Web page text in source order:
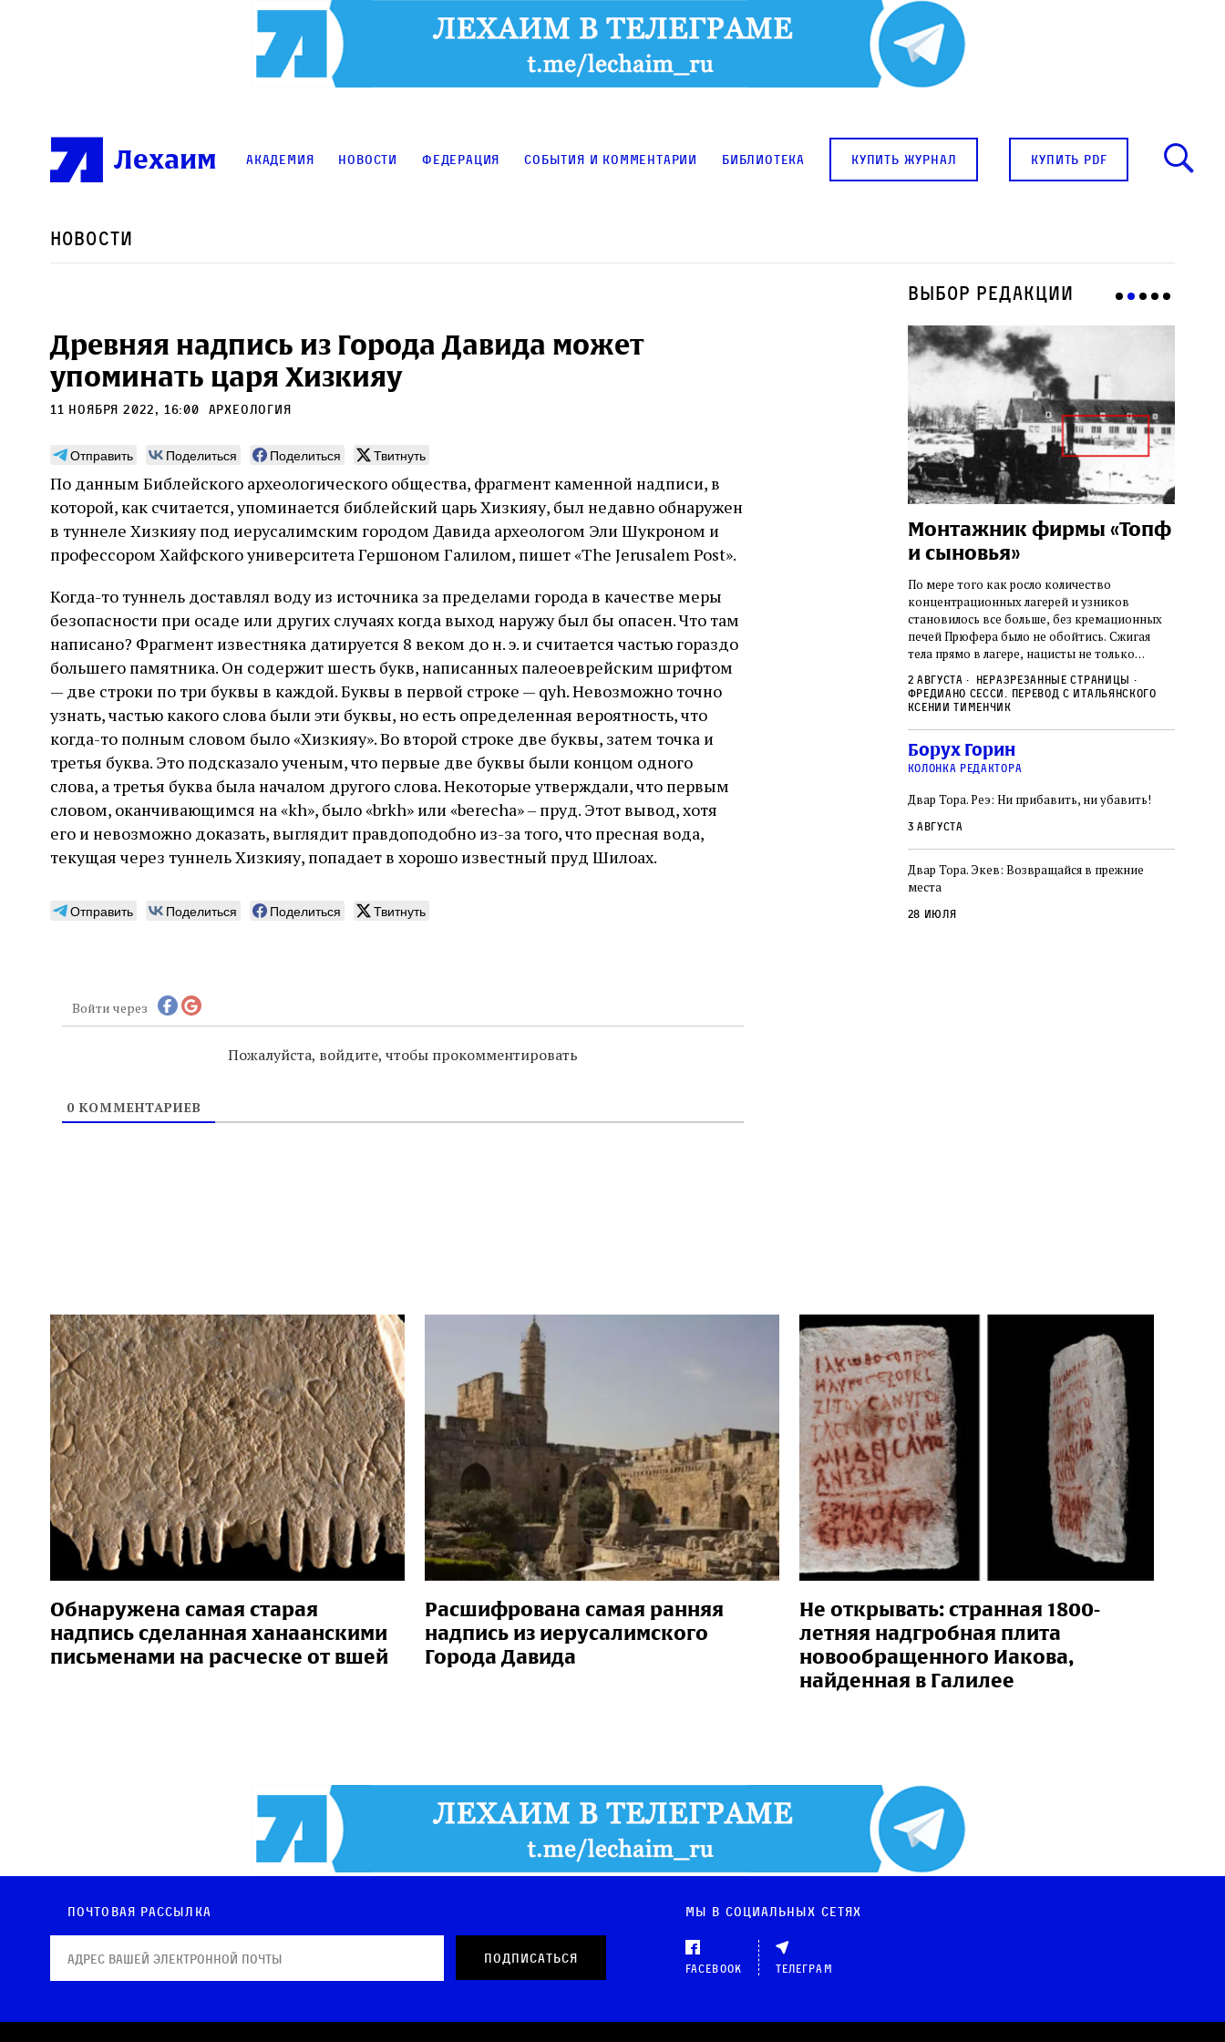
Лехаим Академия Новости Федерация События и комментарии Библиотека купить журнал купить pdf
Новости
Древняя надпись из Города Давида может
упоминать царя Хизкияу
11 ноября 2022, 16:00 Археология
Отправить Поделиться Поделиться Твитнуть
По данным Библейского археологического общества, фрагмент каменной надписи, в
которой, как считается, упоминается библейский царь Хизкияу, был недавно обнаружен
в туннеле Хизкияу под иерусалимским городом Давида археологом Эли Шукроном и
профессором Хайфского университета Гершоном Галилом, пишет «The Jerusalem Post».
Когда-то туннель доставлял воду из источника за пределами города в качестве меры
безопасности при осаде или других случаях когда выход наружу был бы опасен. Что там
написано? Фрагмент известняка датируется 8 веком до н. э. и считается частью гораздо
большего памятника. Он содержит шесть букв, написанных палеоеврейским шрифтом
— две строки по три буквы в каждой. Буквы в первой строке — qyh. Невозможно точно
узнать, частью какого слова были эти буквы, но есть определенная вероятность, что
когда-то полным словом было «Хизкияу». Во второй строке две буквы, затем точка и
третья буква. Это подсказало ученым, что первые две буквы были концом одного
слова, а третья буква была началом другого слова. Некоторые утверждали, что первым
словом, оканчивающимся на «kh», было «brkh» или «berecha» – пруд. Этот вывод, хотя
его и невозможно доказать, выглядит правдоподобно из-за того, что пресная вода,
текущая через туннель Хизкияу, попадает в хорошо известный пруд Шилоах.
Отправить Поделиться Поделиться Твитнуть
Войти через
Пожалуйста, войдите, чтобы прокомментировать
0КОММЕНТАРИЕВ
Выбор редакции
Может ли человек,
сведущий в естественных
относиться к каббале?
Повышенный интерес Дельмедиго к каббале,
наряду с его попытками провести параллели
между еврейской мистикой, неоплатонизмом
и атомизмом, следует воспринимать в
контексте его сомнений относительно
достоверности схоластической метафизики и
готовности искать и анализировать
альтернативные философские точки зрения
31 июля
Давид Б. Рудерман
Планета обезьян
Продвижение книги координированными
ли дело случая или следствие выдающихся
достоинств книги. Перед нами, видимо,
часть проекта. Задача которого может быть
сформулирована так: создание фальшивой
еврейской идентичности, имеющей
благородные социалистические корни в
Бунде, в противовес «сионистам
Книжный разговор
Хавин
Погромы 1929 года:
неделя, изменившая
Примерно за полторы недели до начала
погромов Ребе совершал поездку по святым
местам Эрец‑Исраэль. Он посетил, в
частности, Пещеру праотцев и Западную
стену. Он, несомненно, почувствовал
необычайное напряжение и сознательно
отказался приходить к Стене в Тиша бе‑Ав,
количество хасидов и жителей города и тем
самым не усиливать напряжённость
Ицкович
Монтажник фирмы «Топф
и сыновья»
По мере того как росло количество
концентрационных лагерей и узников
становилось все больше, без кремационных
печей Прюфера было не обойтись. Cжигая
тела прямо в лагере, нацисты не только
смерти, но и скрывали от населения соседних
городов, сколько узников погибало каждый
2 августа
Неразрезанные страницы
Фредиано Сесси. Перевод с итальянского
Ксении Тименчик
Борух Горин
колонка редактора
Двар Тора. Реэ: Ни прибавить, ни убавить!
3 августа
Двар Тора. Экев: Возвращайся в прежние
места
28 июля
Обнаружена самая старая
надпись сделанная ханаанскими
письменами на расческе от вшей
Расшифрована самая ранняя
надпись из иерусалимского
Города Давида
Не открывать: странная 1800-
летняя надгробная плита
новообращенного Иакова,
найденная в Галилее
Почтовая рассылка Мы в социальных сетях
Facebook Телеграм